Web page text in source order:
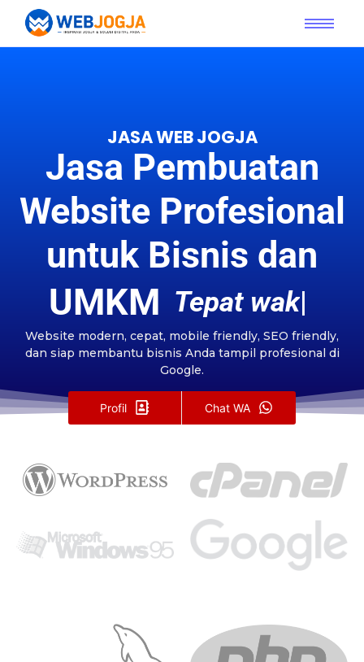
JASA WEB JOGJA
Jasa Pembuatan
Website Profesional
untuk Bisnis dan
UMKM
Tepat waktu
Website modern, cepat, mobile friendly, SEO friendly,
dan siap membantu bisnis Anda tampil profesional di
Google.
Profil Chat WA